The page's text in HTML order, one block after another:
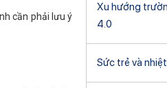
cần phải lưu ý
Xu hướng
4.0
Sức trẻ và